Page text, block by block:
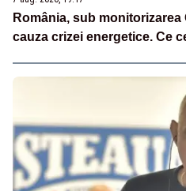
România, sub
cauza crizei energetice. Ce